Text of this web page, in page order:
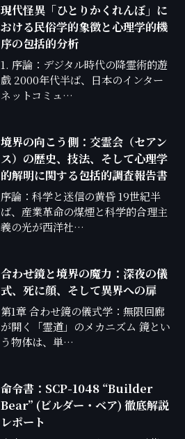
現代怪異「ひとりかくれんぼ」に
おける民俗学的象徴と心理学的機
序の包括的分析
1. 序論：デジタル時代の降霊術的遊
戯 2000年代半ば、日本のインター
ネットコミュ…
境界の向こう側：交霊会（セアン
ス）の歴史、技法、そして心理学
的解明に関する包括的調査報告書
序論：科学と迷信の黄昏 19世紀半
ば、産業革命の煤煙と科学的合理主
義の光が西洋社…
合わせ鏡と境界の魔力：深夜の儀
式、死に顔、そして異界への扉
第1章 合わせ鏡の儀式学：無限回廊
が開く「霊道」のメカニズム 鏡とい
う物体は、単…
命令書：SCP-1048 “Builder
Bear” (ビルダー・ベア) 徹底解説
レポート